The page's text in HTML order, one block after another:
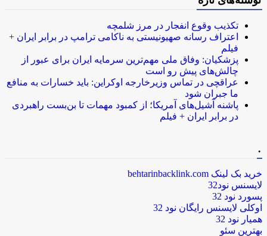
تکذیب وقوع انفجار در مرز شلمچه
اعتراف رسانه صهیونیستی به ناکامی ترامپ در برابر ایران +
فیلم
پزشکیان: وفاق ملی مهم‌ترین سرمایه ایران برای عبور از
چالش‌های پیش رو است
عراقچی در تماس وزیرخارجه اوکراین: باید خسارات به منافع
ما جبران شود
پاشنه آشیل‌های آمریکا؛ از کمبود مهمات تا بن‌بست راهبردی
در برابر ایران + فیلم
خرید بک لینک behtarinbacklink.com
لایسنس نود32
پسورد نود 32
اوکلی لایسنس رایگان نود 32
همیار نود 32
بهترین سئو